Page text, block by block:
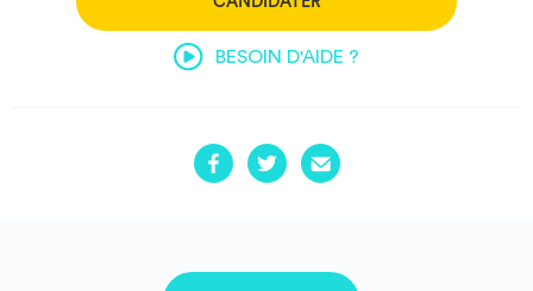
BESOIN D'AIDE ?